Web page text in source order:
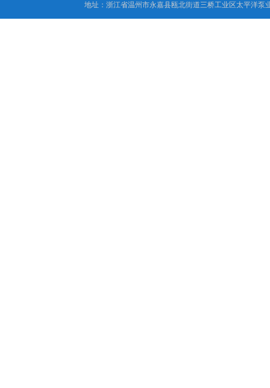
地址：浙江省温州市永嘉县瓯北街道三桥工业区太平洋泵